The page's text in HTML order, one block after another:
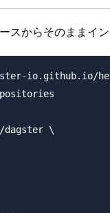
からそのままイ
io.github.io/
dagster \